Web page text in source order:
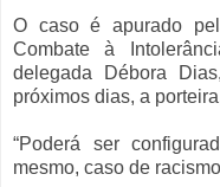
O caso é apurado
Combate à
delegada Débora
próximos dias, a
“Poderá ser
mesmo, caso de